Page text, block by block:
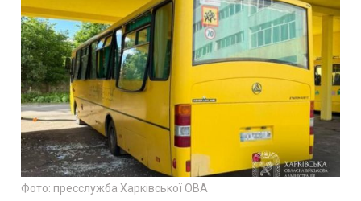
Фото: пресслужба Харківської ОВА